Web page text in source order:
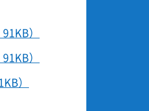
）
）
）